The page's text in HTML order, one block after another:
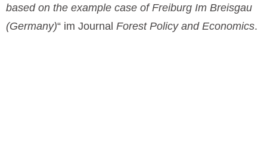
based on the example case of Freiburg Im Breisgau
(Germany)“ im Journal Forest Policy and Economics.